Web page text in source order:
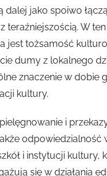
dalej jako spoiwo
teraźniejszością. W
jest tożsamość
dumy z lokalnego
znaczenie w dobie
kultury.
i
odpowiedzialność
i instytucji kultury,
się w działania